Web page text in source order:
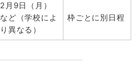
2月9日（月）
など（学校によ
り異なる）
枠ごとに別日程